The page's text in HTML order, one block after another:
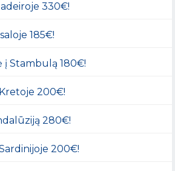
330€!
185€!
į Stambulą 180€!
200€!
280€!
200€!